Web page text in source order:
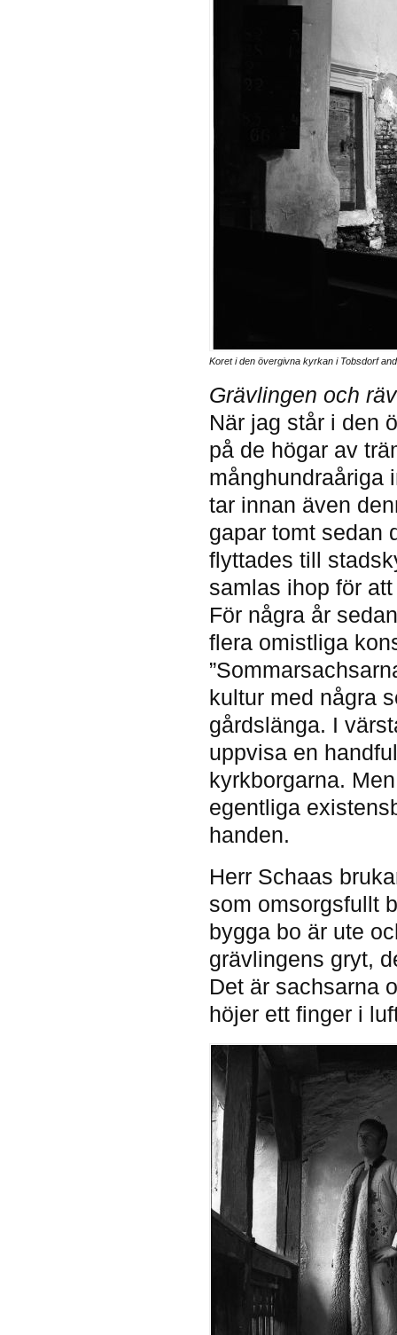
Koret i den övergivna kyrkan i Tobsdorf
Grävlingen och
När jag står i den
på de högar av
månghundraåriga
tar innan även
gapar tomt sedan
flyttades till
samlas ihop för
För några år
flera omistliga
kultur med några
gårdslänga. I
uppvisa en
kyrkborgarna.
egentliga
handen.
Herr Schaas
som omsorgsfullt
bygga bo är ute
grävlingens gryt,
Det är sachsarna
höjer ett finger i